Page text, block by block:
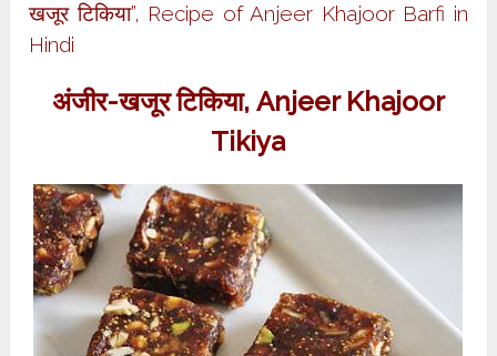
खजूर टिकिया”, Recipe of Anjeer Khajoor Barfi in
Hindi
अंजीर-खजूर टिकिया, Anjeer Khajoor
Tikiya